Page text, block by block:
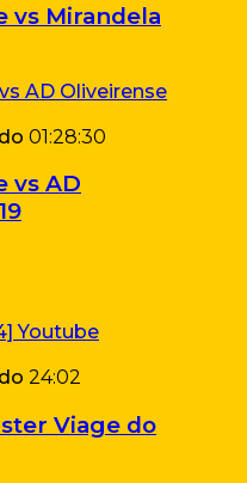
vs Mirandela
01:28:30
vs AD
24:02
Viage do